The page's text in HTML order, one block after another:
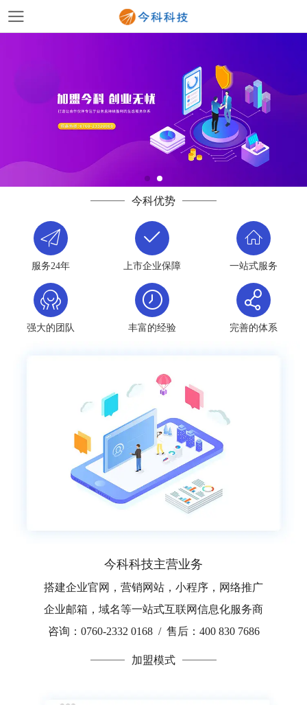
今科优势
服务24年 上市企业保障 一站式服务
强大的团队 丰富的经验 完善的体系
今科科技主营业务
搭建企业官网，营销网站，小程序，网络推广
企业邮箱，域名等一站式互联网信息化服务商
咨询：0760-2332 0168 / 售后：400 830 7686
加盟模式